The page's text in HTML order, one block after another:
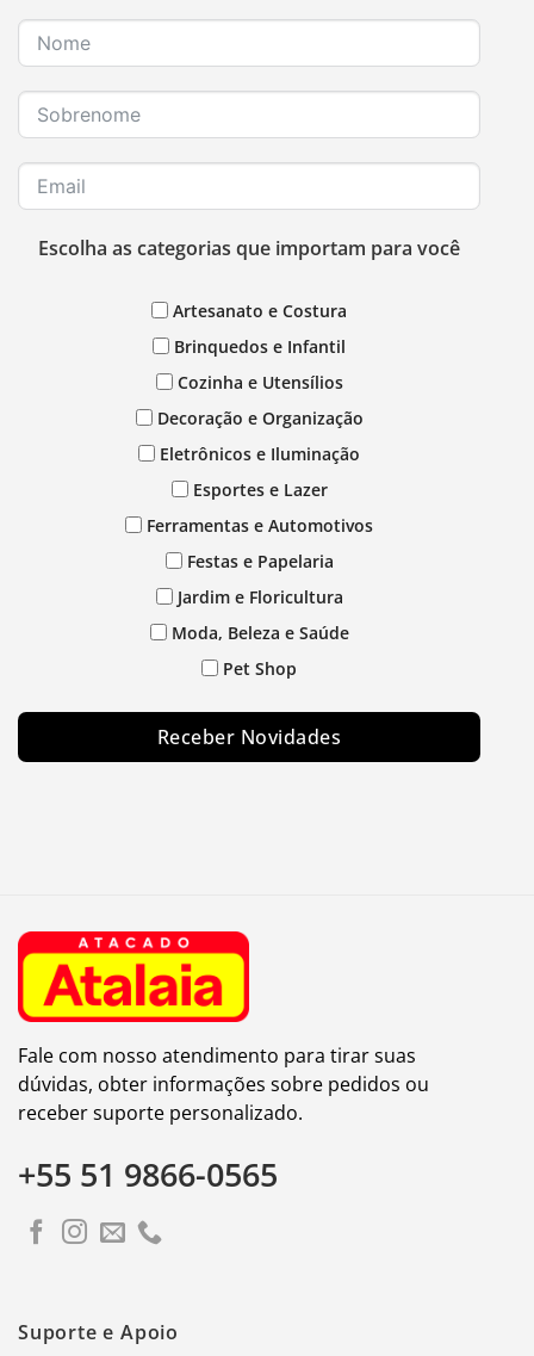
Escolha as categorias que importam para você
Artesanato e Costura
Brinquedos e Infantil
Cozinha e Utensílios
Decoração e Organização
Eletrônicos e Iluminação
Esportes e Lazer
Ferramentas e Automotivos
Festas e Papelaria
Jardim e Floricultura
Moda, Beleza e Saúde
Pet Shop
Receber Novidades
Fale com nosso atendimento para tirar suas
dúvidas, obter informações sobre pedidos ou
receber suporte personalizado.
+55 51 9866-0565
Suporte e Apoio